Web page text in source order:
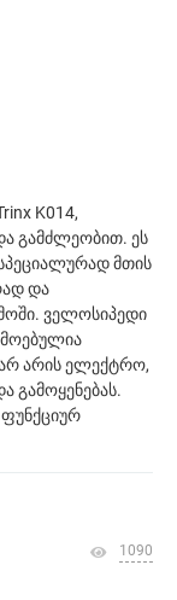
K014,
გამძლეობით. ეს
მთის
და
ველოსიპედი
არის ელექტრო,
გამოყენებას.
1090